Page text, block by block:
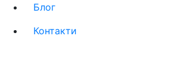
Блог
Контакти